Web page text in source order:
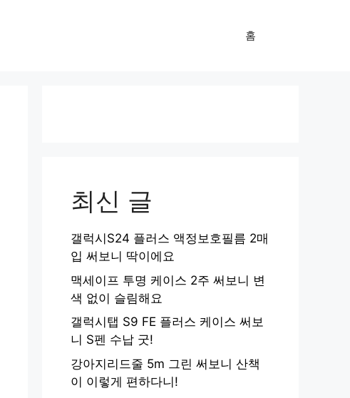
홈
최신 글
갤럭시S24 플러스 액정보호필름 2매
입 써보니 딱이에요
맥세이프 투명 케이스 2주 써보니 변
색 없이 슬림해요
갤럭시탭 S9 FE 플러스 케이스 써보
니 S펜 수납 굿!
강아지리드줄 5m 그린 써보니 산책
이 이렇게 편하다니!